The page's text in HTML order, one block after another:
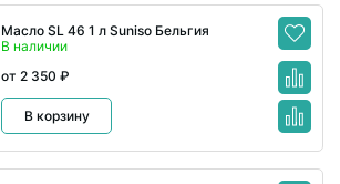
Масло SL 46 1 л Suniso Бельгия
В наличии
от 2 350 ₽
В корзину